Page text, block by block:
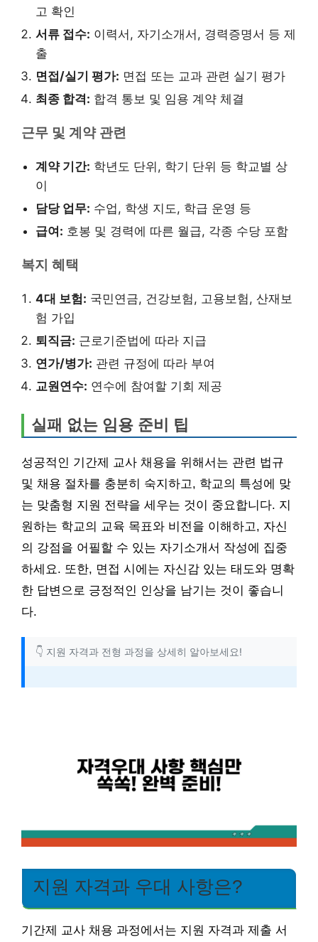
고 확인
서류 접수: 이력서, 자기소개서, 경력증명서 등 제
출
면접/실기 평가: 면접 또는 교과 관련 실기 평가
최종 합격: 합격 통보 및 임용 계약 체결
근무 및 계약 관련
계약 기간: 학년도 단위, 학기 단위 등 학교별 상
이
담당 업무: 수업, 학생 지도, 학급 운영 등
급여: 호봉 및 경력에 따른 월급, 각종 수당 포함
복지 혜택
4대 보험: 국민연금, 건강보험, 고용보험, 산재보
험 가입
퇴직금: 근로기준법에 따라 지급
연가/병가: 관련 규정에 따라 부여
교원연수: 연수에 참여할 기회 제공
실패 없는 임용 준비 팁
성공적인 기간제 교사 채용을 위해서는 관련 법규
및 채용 절차를 충분히 숙지하고, 학교의 특성에 맞
는 맞춤형 지원 전략을 세우는 것이 중요합니다. 지
원하는 학교의 교육 목표와 비전을 이해하고, 자신
의 강점을 어필할 수 있는 자기소개서 작성에 집중
하세요. 또한, 면접 시에는 자신감 있는 태도와 명확
한 답변으로 긍정적인 인상을 남기는 것이 좋습니
다.
👇 지원 자격과 전형 과정을 상세히 알아보세요!
지원 자격과 우대 사항은?
기간제 교사 채용 과정에서는 지원 자격과 제출 서